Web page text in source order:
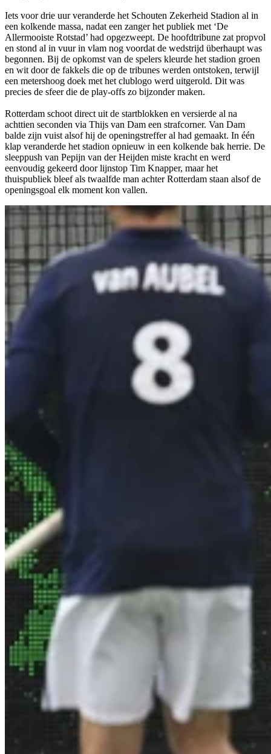
Iets voor drie uur veranderde het Schouten Zekerheid Stadion al in
een kolkende massa, nadat een zanger het publiek met ‘De
Allermooiste Rotstad’ had opgezweept. De hoofdtribune zat propvol
en stond al in vuur in vlam nog voordat de wedstrijd überhaupt was
begonnen. Bij de opkomst van de spelers kleurde het stadion groen
en wit door de fakkels die op de tribunes werden ontstoken, terwijl
een metershoog doek met het clublogo werd uitgerold. Dit was
precies de sfeer die de play-offs zo bijzonder maken.
Rotterdam schoot direct uit de startblokken en versierde al na
achttien seconden via Thijs van Dam een strafcorner. Van Dam
balde zijn vuist alsof hij de openingstreffer al had gemaakt. In één
klap veranderde het stadion opnieuw in een kolkende bak herrie. De
sleeppush van Pepijn van der Heijden miste kracht en werd
eenvoudig gekeerd door lijnstop Tim Knapper, maar het
thuispubliek bleef als twaalfde man achter Rotterdam staan alsof de
openingsgoal elk moment kon vallen.